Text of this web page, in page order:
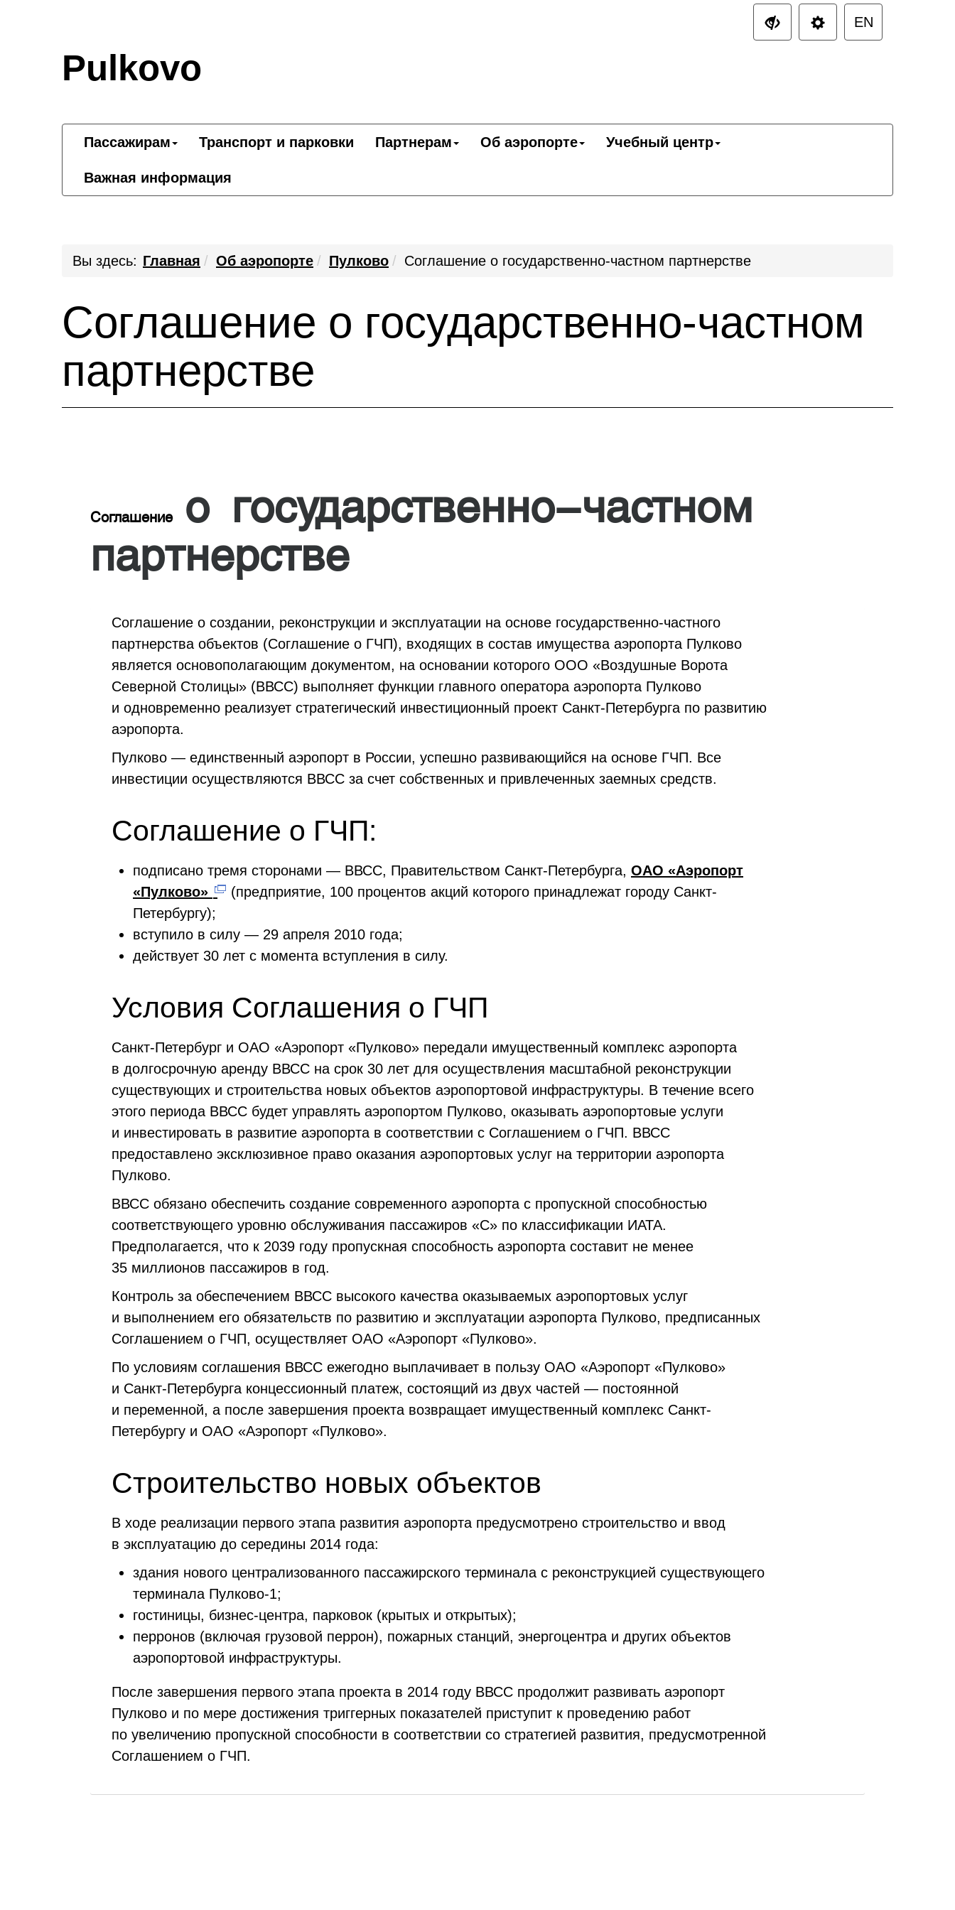
EN
Pulkovo
Пассажирам Транспорт и парковки Партнерам Об аэропорте Учебный центр
Важная информация
Вы здесь: Главная Об аэропорте Пулково Соглашение о государственно-частном партнерстве
Соглашение о государственно-частном
партнерстве
Соглашениео государственно-частном
партнерстве
Соглашение о создании, реконструкции и эксплуатации на основе государственно-частного
партнерства объектов (Соглашение о ГЧП), входящих в состав имущества аэропорта Пулково
является основополагающим документом, на основании которого ООО «Воздушные Ворота
Северной Столицы» (ВВСС) выполняет функции главного оператора аэропорта Пулково
и одновременно реализует стратегический инвестиционный проект Санкт-Петербурга по развитию
аэропорта.
Пулково — единственный аэропорт в России, успешно развивающийся на основе ГЧП. Все
инвестиции осуществляются ВВСС за счет собственных и привлеченных заемных средств.
Соглашение о ГЧП:
подписано тремя сторонами — ВВСС, Правительством Санкт-Петербурга, ОАО «Аэропорт
«Пулково»
(предприятие, 100 процентов акций которого принадлежат городу Санкт-
Петербургу);
вступило в силу — 29 апреля 2010 года;
действует 30 лет с момента вступления в силу.
Условия Соглашения о ГЧП
Санкт-Петербург и ОАО «Аэропорт «Пулково» передали имущественный комплекс аэропорта
в долгосрочную аренду ВВСС на срок 30 лет для осуществления масштабной реконструкции
существующих и строительства новых объектов аэропортовой инфраструктуры. В течение всего
этого периода ВВСС будет управлять аэропортом Пулково, оказывать аэропортовые услуги
и инвестировать в развитие аэропорта в соответствии с Соглашением о ГЧП. ВВСС
предоставлено эксклюзивное право оказания аэропортовых услуг на территории аэропорта
Пулково.
ВВСС обязано обеспечить создание современного аэропорта с пропускной способностью
соответствующего уровню обслуживания пассажиров «С» по классификации ИАТА.
Предполагается, что к 2039 году пропускная способность аэропорта составит не менее
35 миллионов пассажиров в год.
Контроль за обеспечением ВВСС высокого качества оказываемых аэропортовых услуг
и выполнением его обязательств по развитию и эксплуатации аэропорта Пулково, предписанных
Соглашением о ГЧП, осуществляет ОАО «Аэропорт «Пулково».
По условиям соглашения ВВСС ежегодно выплачивает в пользу ОАО «Аэропорт «Пулково»
и Санкт-Петербурга концессионный платеж, состоящий из двух частей — постоянной
и переменной, а после завершения проекта возвращает имущественный комплекс Санкт-
Петербургу и ОАО «Аэропорт «Пулково».
Строительство новых объектов
В ходе реализации первого этапа развития аэропорта предусмотрено строительство и ввод
в эксплуатацию до середины 2014 года:
здания нового централизованного пассажирского терминала с реконструкцией существующего
терминала Пулково-1;
гостиницы, бизнес-центра, парковок (крытых и открытых);
перронов (включая грузовой перрон), пожарных станций, энергоцентра и других объектов
аэропортовой инфраструктуры.
После завершения первого этапа проекта в 2014 году ВВСС продолжит развивать аэропорт
Пулково и по мере достижения триггерных показателей приступит к проведению работ
по увеличению пропускной способности в соответствии со стратегией развития, предусмотренной
Соглашением о ГЧП.